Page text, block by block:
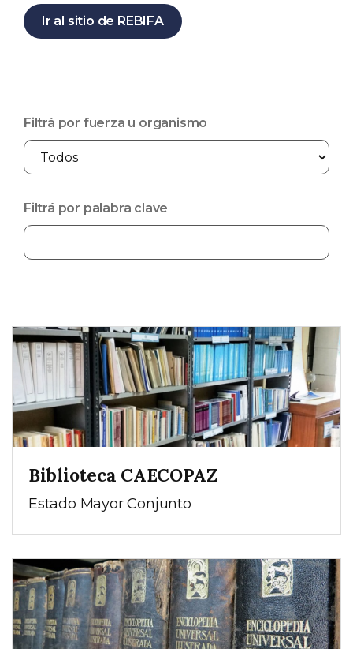
Ir al sitio de REBIFA
Filtrá por fuerza u organismo
Filtrá por palabra clave
Biblioteca CAECOPAZ
Estado Mayor Conjunto